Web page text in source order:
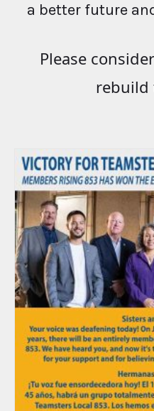
a better future
Please
rebuild